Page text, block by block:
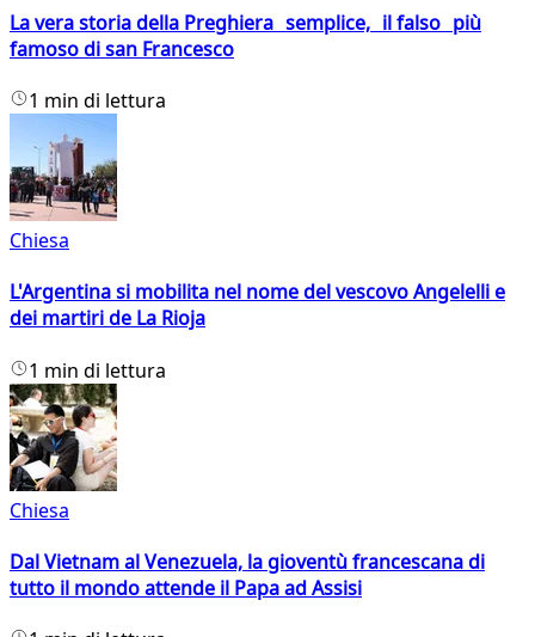
La vera storia della Preghiera semplice, il falso più
famoso di san Francesco
1 min di lettura
Chiesa
L'Argentina si mobilita nel nome del vescovo Angelelli e
dei martiri de La Rioja
1 min di lettura
Chiesa
Dal Vietnam al Venezuela, la gioventù francescana di
tutto il mondo attende il Papa ad Assisi